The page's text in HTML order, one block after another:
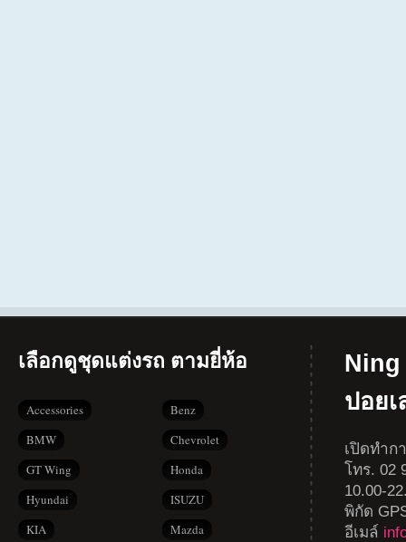
เลือกดูชุดแต่งรถ ตามยี่ห้อ
Accessories
Benz
BMW
Chevrolet
GT Wing
Honda
Hyundai
ISUZU
KIA
Mazda
Ning
ปอย
เปิดทำก
โทร. 02
10.00-
พิกัด
อีเมล์